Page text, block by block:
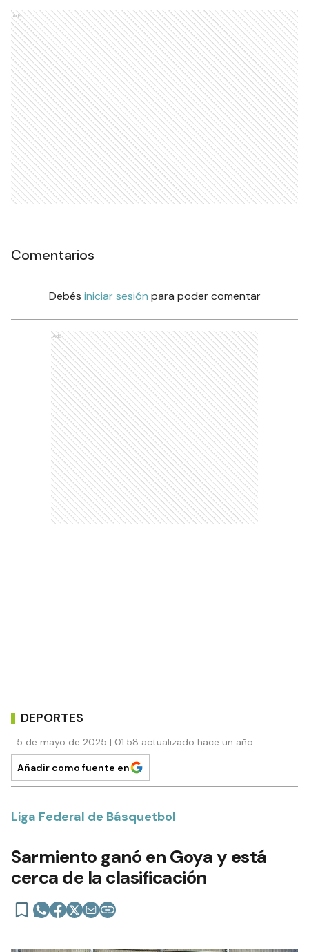
Ads
Comentarios
Debés iniciar sesión para poder comentar
Ads
DEPORTES
5 de mayo de 2025 | 01:58 actualizado hace un año
Añadir como fuente en
Liga Federal de Básquetbol
Sarmiento ganó en Goya y está
cerca de la clasificación